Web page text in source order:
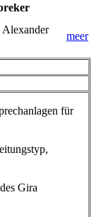
meer
für
Gira